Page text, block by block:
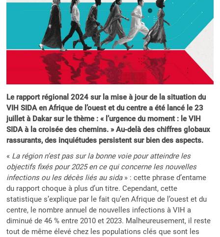
Le rapport régional 2024 sur la mise à jour de la situation du
VIH SIDA en Afrique de l’ouest et du centre a été lancé le 23
juillet à Dakar sur le thème : « l’urgence du moment : le VIH
SIDA à la croisée des chemins. » Au-delà des chiffres globaux
rassurants, des inquiétudes persistent sur bien des aspects.
« La région n’est pas sur la bonne voie pour atteindre les
objectifs fixés pour 2025 en ce qui concerne les nouvelles
infections ou les décès liés au sida» : cette phrase d’entame
du rapport choque à plus d’un titre. Cependant, cette
statistique s’explique par le fait qu’en Afrique de l’ouest et du
centre, le nombre annuel de nouvelles infections à VIH a
diminué de 46 % entre 2010 et 2023. Malheureusement, il reste
tout de même élevé chez les populations clés que sont les